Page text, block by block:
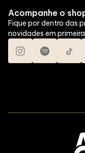
Acompanhe o
Fique por dentro das
novidades em